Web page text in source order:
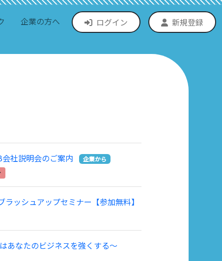
企業の方へ ログイン 新規登録
社説明会のご案内
企業から
ッシュアップセミナー【参加無料】
あなたのビジネスを強くする～